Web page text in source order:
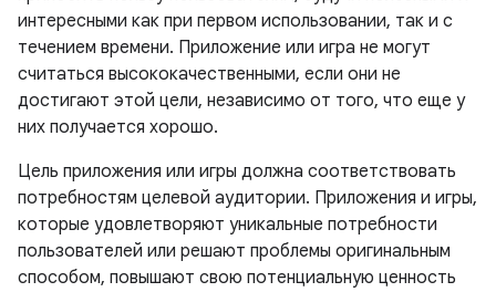
интересными как при первом использовании, так и с
течением времени. Приложение или игра не могут
считаться высококачественными, если они не
достигают этой цели, независимо от того, что еще у
них получается хорошо.
Цель приложения или игры должна соответствовать
потребностям целевой аудитории. Приложения и игры,
которые удовлетворяют уникальные потребности
пользователей или решают проблемы оригинальным
способом, повышают свою потенциальную ценность